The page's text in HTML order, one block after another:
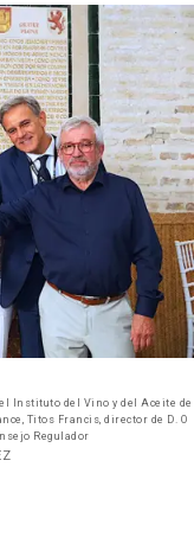
Instituto del Vino y del Aceite de
Titos Francis, director de D. O
Regulador